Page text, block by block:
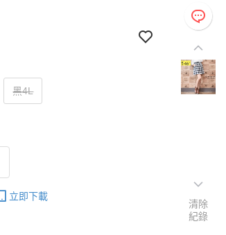
黑4L
立即下載
清除
紀錄